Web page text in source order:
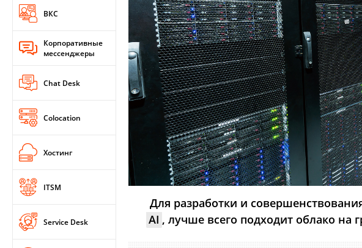
ВКС
Корпоративные
мессенджеры
Chat Desk
Colocation
Хостинг
ITSM
Service Desk
Для разработки и
AI , лучше всего подходит облако на